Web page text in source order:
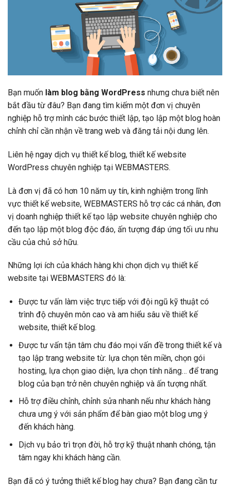
Bạn muốn làm blog bằng WordPress nhưng chưa biết nên
bắt đầu từ đâu? Bạn đang tìm kiếm một đơn vị chuyên
nghiệp hỗ trợ mình các bước thiết lập, tạo lập một blog hoàn
chỉnh chỉ cần nhận về trang web và đăng tải nội dung lên.
Liên hệ ngay dịch vụ thiết kế blog, thiết kế website
WordPress chuyên nghiệp tại WEBMASTERS.
Là đơn vị đã có hơn 10 năm uy tín, kinh nghiệm trong lĩnh
vực thiết kế website, WEBMASTERS hỗ trợ các cá nhân, đơn
vị doanh nghiệp thiết kế tạo lập website chuyên nghiệp cho
đến tạo lập một blog độc đáo, ấn tượng đáp ứng tối ưu nhu
cầu của chủ sở hữu.
Những lợi ích của khách hàng khi chọn dịch vụ thiết kế
website tại WEBMASTERS đó là:
Được tư vấn làm việc trực tiếp với đội ngũ kỹ thuật có
trình độ chuyên môn cao và am hiểu sâu về thiết kế
website, thiết kế blog.
Được tư vấn tận tâm chu đáo mọi vấn đề trong thiết kế và
tạo lập trang website từ: lựa chọn tên miền, chọn gói
hosting, lựa chọn giao diện, lựa chọn tính năng… để trang
blog của bạn trở nên chuyên nghiệp và ấn tượng nhất.
Hỗ trợ điều chỉnh, chỉnh sửa nhanh nếu như khách hàng
chưa ưng ý với sản phẩm để bàn giao một blog ưng ý
đến khách hàng.
Dịch vụ bảo trì trọn đời, hỗ trợ kỹ thuật nhanh chóng, tận
tâm ngay khi khách hàng cần.
Bạn đã có ý tưởng thiết kế blog hay chưa? Bạn đang cần tư